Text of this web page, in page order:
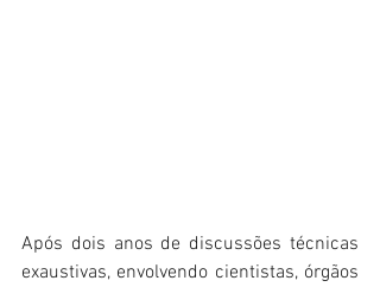
Após dois anos de discussões técnicas
exaustivas, envolvendo cientistas, órgãos